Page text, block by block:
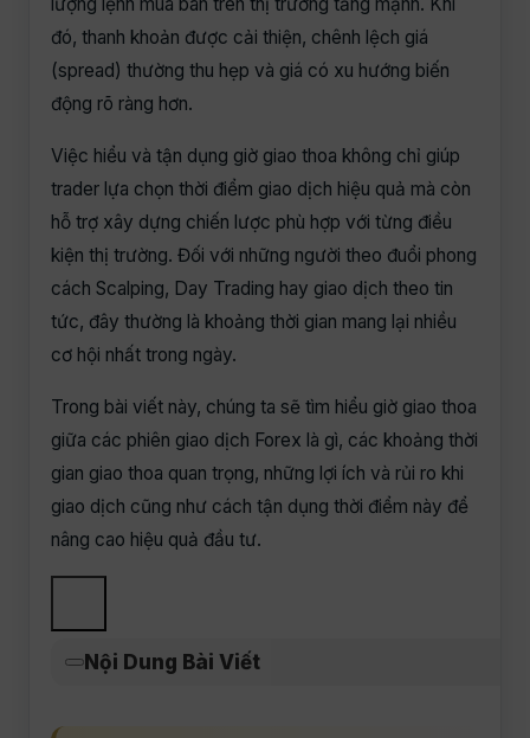
đó, thanh khoản được cải thiện, chênh lệch giá
(spread) thường thu hẹp và giá có xu hướng biến
động rõ ràng hơn.
Việc hiểu và tận dụng giờ giao thoa không chỉ giúp
trader lựa chọn thời điểm giao dịch hiệu quả mà còn
hỗ trợ xây dựng chiến lược phù hợp với từng điều
kiện thị trường. Đối với những người theo đuổi phong
cách Scalping, Day Trading hay giao dịch theo tin
tức, đây thường là khoảng thời gian mang lại nhiều
cơ hội nhất trong ngày.
Trong bài viết này, chúng ta sẽ tìm hiểu giờ giao thoa
giữa các phiên giao dịch Forex là gì, các khoảng thời
gian giao thoa quan trọng, những lợi ích và rủi ro khi
giao dịch cũng như cách tận dụng thời điểm này để
nâng cao hiệu quả đầu tư.
Nội Dung Bài Viết